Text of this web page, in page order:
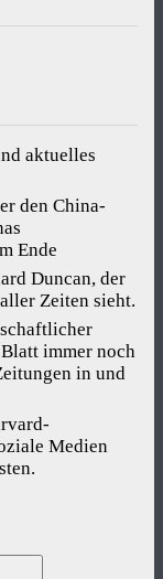
aktuelles
den China-
Ende
Duncan, der
Zeiten sieht.
immer noch
in und
Medien